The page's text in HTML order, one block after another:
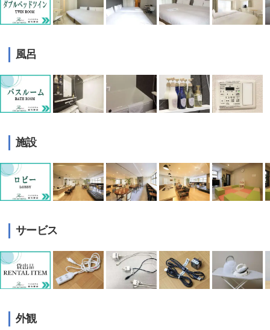
風呂
施設
サービス
外観